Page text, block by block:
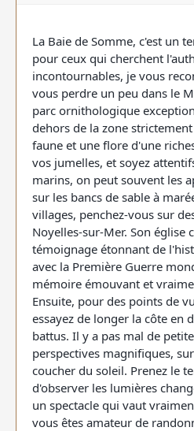
La Baie de Somme, c'est un
pour ceux qui cherchent
incontournables, je vous
vous perdre un peu dans le
parc ornithologique
dehors de la zone
faune et une flore d'une
vos jumelles, et soyez
marins, on peut souvent les
sur les bancs de sable à
villages, penchez-vous sur
Noyelles-sur-Mer. Son église
témoignage étonnant de
avec la Première Guerre
mémoire émouvant et
Ensuite, pour des points de
essayez de longer la côte en
battus. Il y a pas mal de
perspectives magnifiques,
coucher du soleil. Prenez le
d'observer les lumières
un spectacle qui vaut
vous êtes amateur de